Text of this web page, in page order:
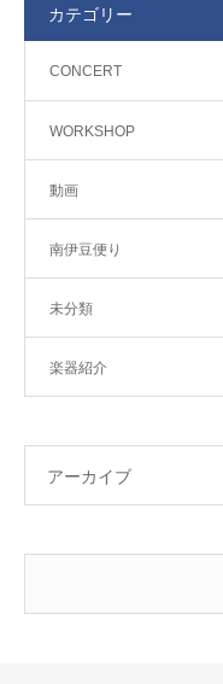
カテゴリー
CONCERT
WORKSHOP
動画
南伊豆便り
未分類
楽器紹介
アーカイブ